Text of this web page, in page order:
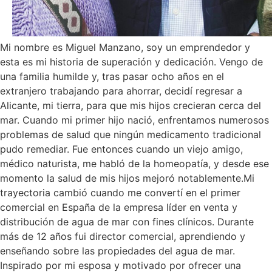
Mi nombre es Miguel Manzano, soy un emprendedor y
esta es mi historia de superación y dedicación. Vengo de
una familia humilde y, tras pasar ocho años en el
extranjero trabajando para ahorrar, decidí regresar a
Alicante, mi tierra, para que mis hijos crecieran cerca del
mar. Cuando mi primer hijo nació, enfrentamos numerosos
problemas de salud que ningún medicamento tradicional
pudo remediar. Fue entonces cuando un viejo amigo,
médico naturista, me habló de la homeopatía, y desde ese
momento la salud de mis hijos mejoró notablemente.Mi
trayectoria cambió cuando me convertí en el primer
comercial en España de la empresa líder en venta y
distribución de agua de mar con fines clínicos. Durante
más de 12 años fui director comercial, aprendiendo y
enseñando sobre las propiedades del agua de mar.
Inspirado por mi esposa y motivado por ofrecer una